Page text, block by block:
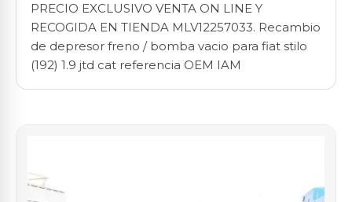
PRECIO EXCLUSIVO VENTA ON LINE Y
RECOGIDA EN TIENDA MLV12257033. Recambio
de depresor freno / bomba vacio para fiat stilo
(192) 1.9 jtd cat referencia OEM IAM